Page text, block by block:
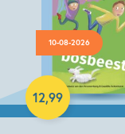
10-08-2026
12,99
Hardcover